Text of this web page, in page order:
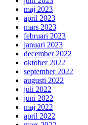
maj 2023
april 2023
mars 2023
februari 2023
januari 2023
december 2022
oktober 2022
september 2022
augusti 2022
juli 2022
juni 2022
maj 2022
april 2022